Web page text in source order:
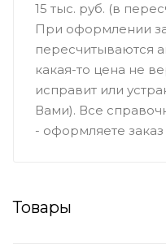
15 тыс. руб. (в
При оформлении
пересчитываются
какая-то цена не
исправит или
Вами). Все
- оформляете заказ
Товары